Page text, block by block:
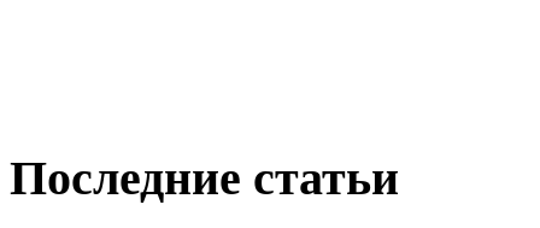
Последние статьи